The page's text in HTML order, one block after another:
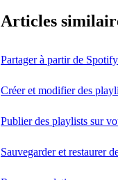
Articles
Partager à partir de Spotify
Créer et modifier des
Publier des playlists sur
Sauvegarder et restaurer